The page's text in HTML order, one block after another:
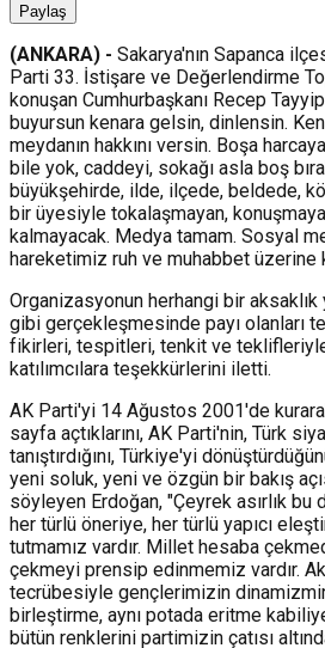
Paylaş
(ANKARA) - Sakarya'nın Sapanca
Parti 33. İstişare ve Değerlendirme
konuşan Cumhurbaşkanı Recep
buyursun kenara gelsin, dinlensin.
meydanın hakkını versin. Boşa
bile yok, caddeyi, sokağı asla boş
büyükşehirde, ilde, ilçede, beldede,
bir üyesiyle tokalaşmayan,
kalmayacak. Medya tamam. Sosyal
hareketimiz ruh ve muhabbet üzerine
Organizasyonun herhangi bir aksaklık
gibi gerçekleşmesinde payı olanları
fikirleri, tespitleri, tenkit ve
katılımcılara teşekkürlerini iletti.
AK Parti'yi 14 Ağustos 2001'de
sayfa açtıklarını, AK Parti'nin, Türk
tanıştırdığını, Türkiye'yi
yeni soluk, yeni ve özgün bir bakış
söyleyen Erdoğan, "Çeyrek asırlık bu
her türlü öneriye, her türlü yapıcı
tutmamız vardır. Millet hesaba
çekmeyi prensip edinmemiz vardır. Ak
tecrübesiyle gençlerimizin
birleştirme, aynı potada eritme
bütün renklerini partimizin çatısı